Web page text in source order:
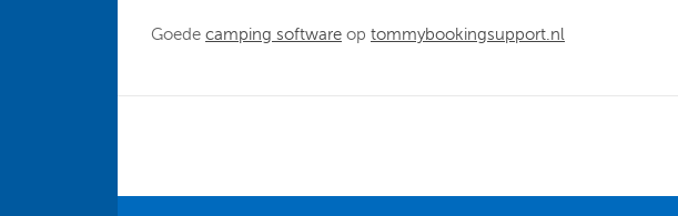
Goede camping software op tommybookingsupport.nl